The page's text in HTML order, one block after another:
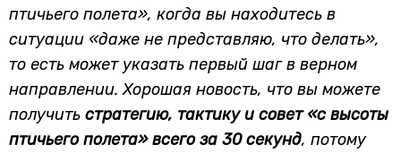
птичьего полета», когда вы находитесь в
ситуации «даже не представляю, что делать»,
то есть может указать первый шаг в верном
направлении. Хорошая новость, что вы можете
получить стратегию, тактику и совет «с высоты
птичьего полета» всего за 30 секунд, потому